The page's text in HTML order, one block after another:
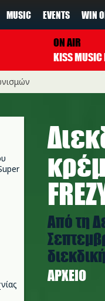
MUSIC EVENTS WIN
ON AIR
Από τη
ΑΡΧΕΊΟ